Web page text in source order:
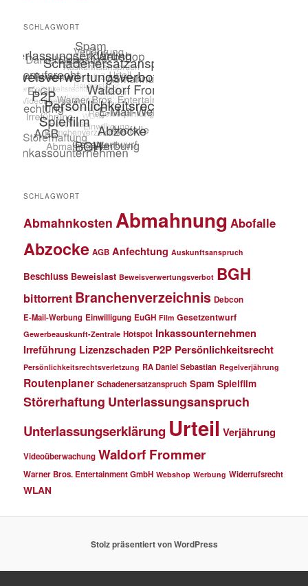
SCHLAGWORT
SCHLAGWORT
Abmahnkosten Abmahnung Abofalle
Abzocke AGB Anfechtung Auskunftsanspruch
Beschluss Beweislast Beweisverwertungsverbot BGH
bittorrent Branchenverzeichnis Debcon
E-Mail-Werbung Einwilligung EuGH Film Gesetzentwurf
Gewerbeauskunft-Zentrale Hotspot Inkassounternehmen
Irreführung Lizenzschaden P2P Persönlichkeitsrecht
Persönlichkeitsrechtsverletzung RA Daniel Sebastian Regelverjährung
Routenplaner Schadenersatzanspruch Spam Spielfilm
Störerhaftung Unterlassungsanspruch
Unterlassungserklärung Urteil Verjährung
Videoüberwachung Waldorf Frommer
Warner Bros. Entertainment GmbH Webshop Werbung Widerrufsrecht
WLAN
Stolz präsentiert von WordPress